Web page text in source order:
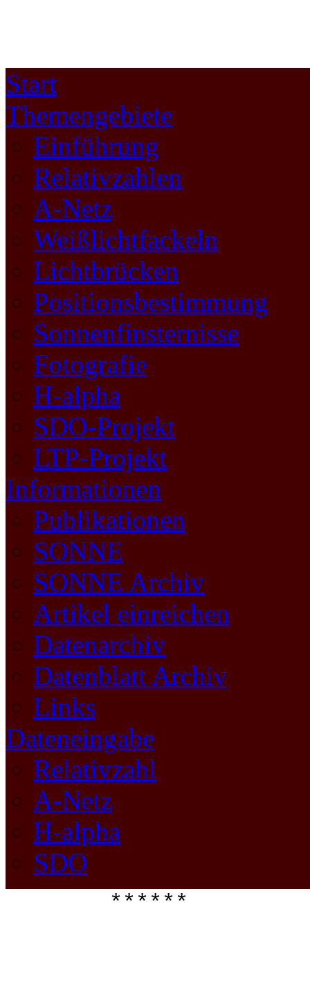
Start
Themengebiete
Einführung
Relativzahlen
A-Netz
Weißlichtfackeln
Lichtbrücken
Positionsbestimmung
Sonnenfinsternisse
Fotografie
H-alpha
SDO-Projekt
LTP-Projekt
Informationen
Publikationen
SONNE
SONNE Archiv
Artikel einreichen
Datenarchiv
Datenblatt Archiv
Links
Dateneingabe
Relativzahl
A-Netz
H-alpha
SDO
******